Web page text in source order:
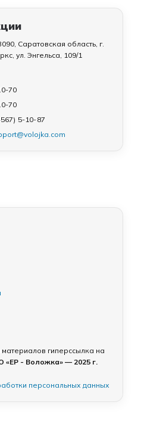
Саратовская область, г.
ул. Энгельса, 109/1
70
70
5-10-87
гиперссылка на
- Воложка» — 2025 г.
персональных данных